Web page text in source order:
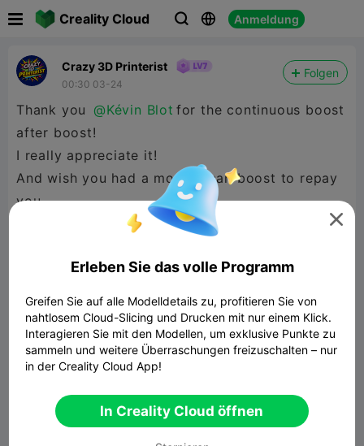
Creality Cloud   Anmeldung
Crazy 3D Printerist
00:30 03-24
Folgen
Thank you @Kévin Blot for the continuous boost
after boost!
I really appreciate it!
And wish you had a model I can boost to repay
you.

Erleben Sie das volle Programm
Greifen Sie auf alle Modelldetails zu, profitieren Sie von
nahtlosem Cloud-Slicing und Drucken mit nur einem Klick.
Interagieren Sie mit den Modellen, um exklusive Punkte zu
sammeln und weitere Überraschungen freizuschalten – nur
in der Creality Cloud App!
In Creality Cloud öffnen